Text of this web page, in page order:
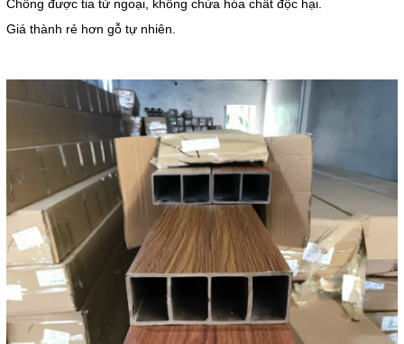
Chống được tia tử ngoại, không chứa hóa chất độc hại.
Giá thành rẻ hơn gỗ tự nhiên.